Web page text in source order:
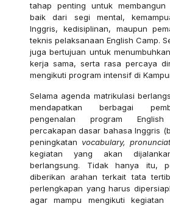
tahap penting untuk membangun
baik dari segi mental,
Inggris, kedisiplinan, maupun
teknis pelaksanaan English Camp.
juga bertujuan untuk
kerja sama, serta rasa percaya
mengikuti program intensif di
Selama agenda matrikulasi
mendapatkan berbagai
pengenalan program
percakapan dasar bahasa Inggris
peningkatan vocabulary,
kegiatan yang akan
berlangsung. Tidak hanya itu,
diberikan arahan terkait tata
perlengkapan yang harus
agar mampu mengikuti kegiatan